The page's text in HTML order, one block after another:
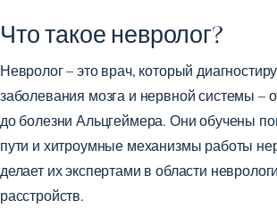
Что такое невролог?
Невролог – это врач, который
заболевания мозга и нервной системы –
до болезни Альцгеймера. Они обучены
пути и хитроумные механизмы работы
делает их экспертами в области
расстройств.